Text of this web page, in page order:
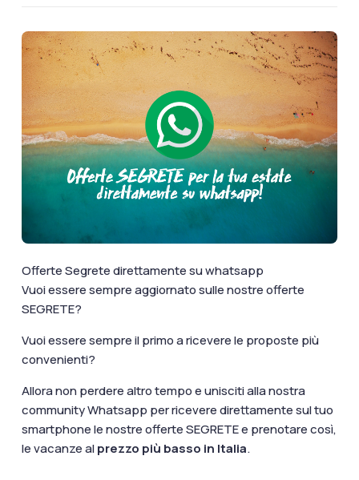
Accedi / Registrati
Offerte Segrete direttamente su whatsapp
Vuoi essere sempre aggiornato sulle nostre offerte
SEGRETE?
Vuoi essere sempre il primo a ricevere le proposte più
convenienti?
Allora non perdere altro tempo e unisciti alla nostra
community Whatsapp per ricevere direttamente sul tuo
smartphone le nostre offerte SEGRETE e prenotare così,
le vacanze alprezzo più basso in Italia.